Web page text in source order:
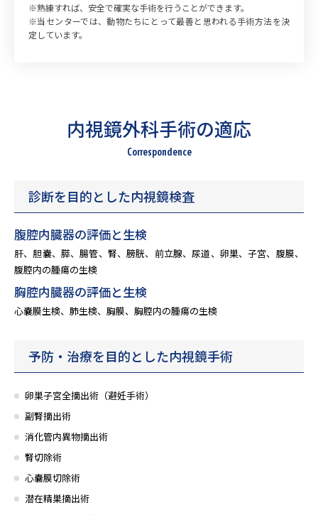
※熟練すれば、安全で確実な手術を行うことができます。
※当センターでは、動物たちにとって最善と思われる手術方法を決
定しています。
内視鏡外科手術の適応
Correspondence
診断を目的とした内視鏡検査
腹腔内臓器の評価と生検
肝、胆嚢、膵、腸管、腎、膀胱、前立腺、尿道、卵巣、子宮、腹膜、
腹腔内の腫瘍の生検
胸腔内臓器の評価と生検
心嚢膜生検、肺生検、胸膜、胸腔内の腫瘍の生検
予防・治療を目的とした内視鏡手術
卵巣子宮全摘出術（避妊手術）
副腎摘出術
消化管内異物摘出術
腎切除術
心嚢膜切除術
潜在精巣摘出術